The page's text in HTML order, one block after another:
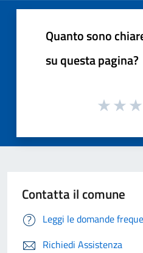
Quanto sono
su questa pagina?
Contatta il comune
Leggi le domande
Richiedi Assistenza